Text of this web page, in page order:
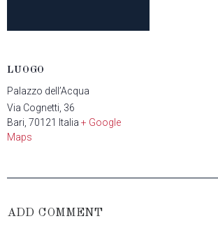
LUOGO
Palazzo dell’Acqua
Via Cognetti, 36
Bari 70121 Italia + Google
Maps
ADD COMMENT